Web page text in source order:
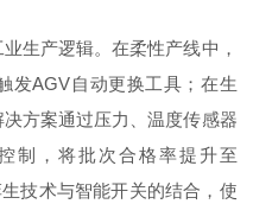
生产逻辑。在柔性产线中，
发AGV自动更换工具；在生
方案通过压力、温度传感器
制，将批次合格率提升至
技术与智能开关的结合，使